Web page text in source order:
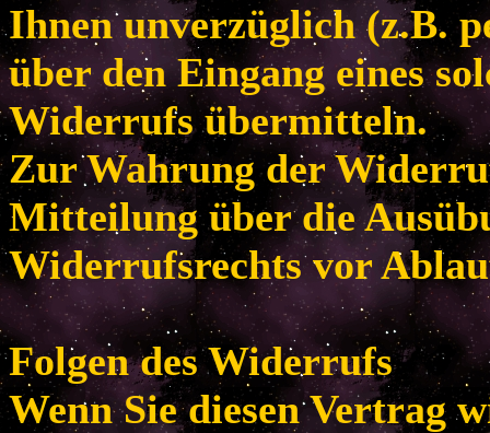
Ihnen unverzüglich (z.B.
über den Eingang eines
Widerrufs übermitteln.
Zur Wahrung der
Mitteilung über die
Widerrufsrechts vor
Folgen des Widerrufs
Wenn Sie diesen Vertrag